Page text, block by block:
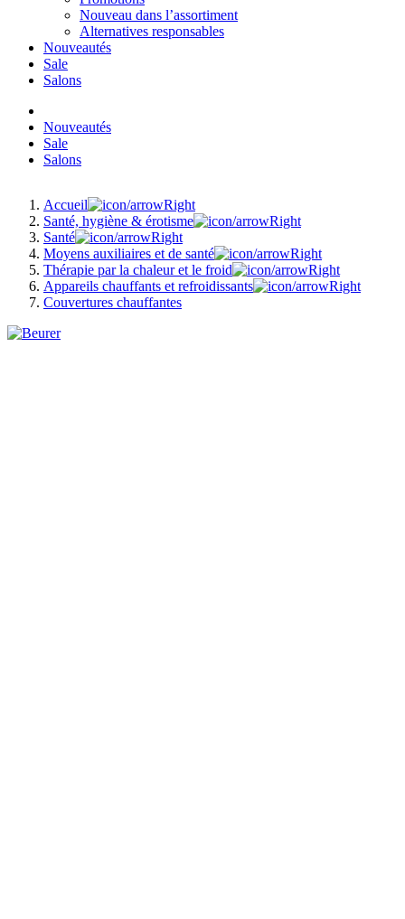
Nouveau dans l’assortiment
Alternatives responsables
Nouveautés
Sale
Salons
Nouveautés
Sale
Salons
Accueil
Santé, hygiène & érotisme
Santé
Moyens auxiliaires et de santé
Thérapie par la chaleur et le froid
Appareils chauffants et refroidissants
Couvertures chauffantes